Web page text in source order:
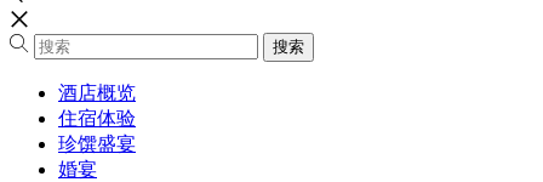
酒店概览
住宿体验
珍馔盛宴
婚宴